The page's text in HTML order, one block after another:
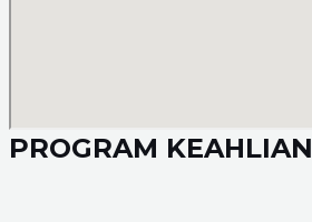
PROGRAM KEAHLIAN